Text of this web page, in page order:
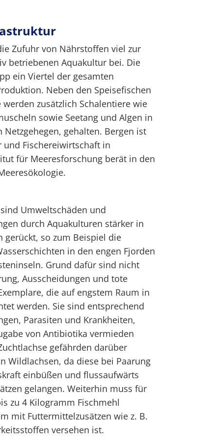
Zufuhr von Nährstoffen viel zur
betriebenen Aquakultur bei. Die
ein Viertel der gesamten
Neben den Speisefischen
zusätzlich Schalentiere wie
sowie Seetang und Algen in
gehalten. Bergen ist
Fischereiwirtschaft in
für Meeresforschung berät in den
Umweltschäden und
durch Aquakulturen stärker in
gerückt, so zum Beispiel die
in den engen Fjorden
Grund dafür sind nicht
Ausscheidungen und tote
die auf engstem Raum in
werden. Sie sind entsprechend
Parasiten und Krankheiten,
von Antibiotika vermieden
gefährden darüber
Wildlachsen, da diese bei Paarung
einbüßen und flussaufwärts
gelangen. Weiterhin muss für
zu 4 Kilogramm Fischmehl
mit Futtermittelzusätzen wie z. B.
versehen ist.